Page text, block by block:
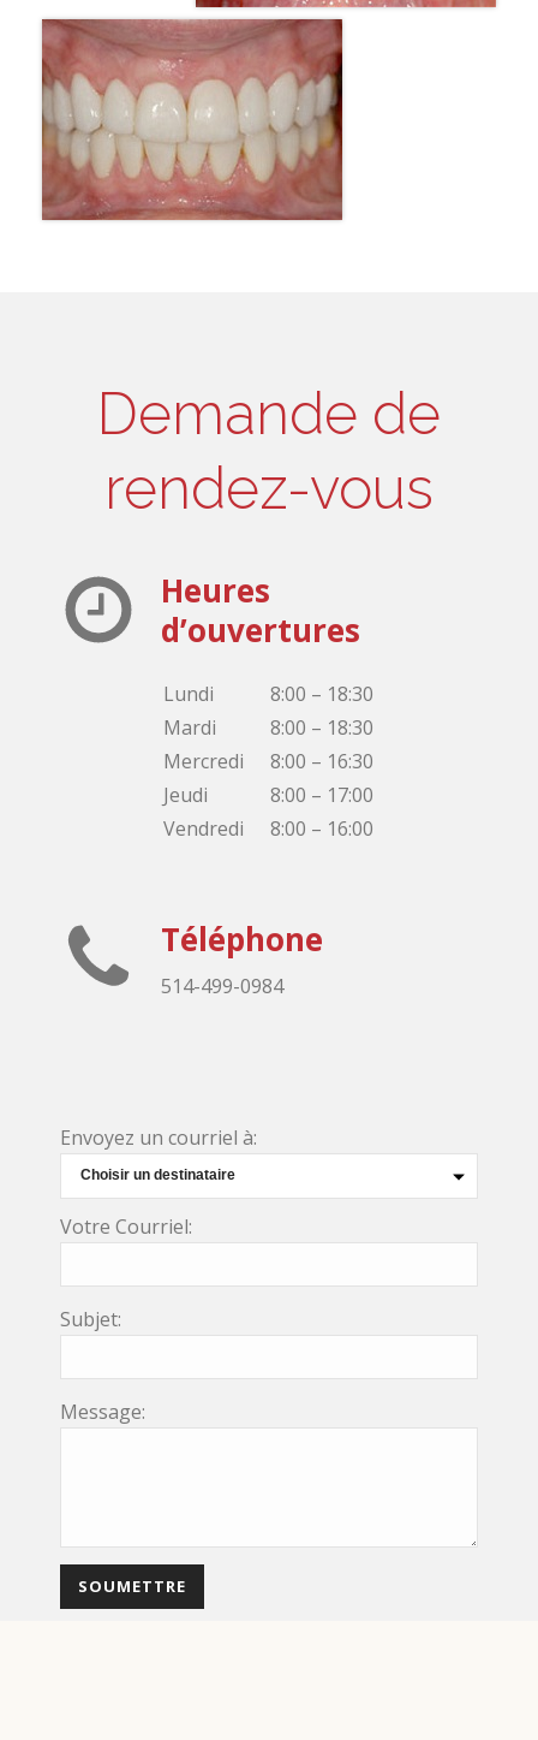
Demande de
rendez-vous
Heures
d’ouvertures
Lundi
Mardi
Mercredi
Jeudi
Vendredi
8:00 – 18:30
8:00 – 18:30
8:00 – 16:30
8:00 – 17:00
8:00 – 16:00
Téléphone
514-499-0984
Envoyez un courriel à:
Votre Courriel:
Subjet:
Message: